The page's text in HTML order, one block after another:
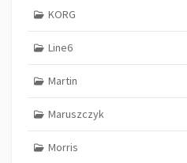
KORG
Line6
Martin
Maruszczyk
Morris